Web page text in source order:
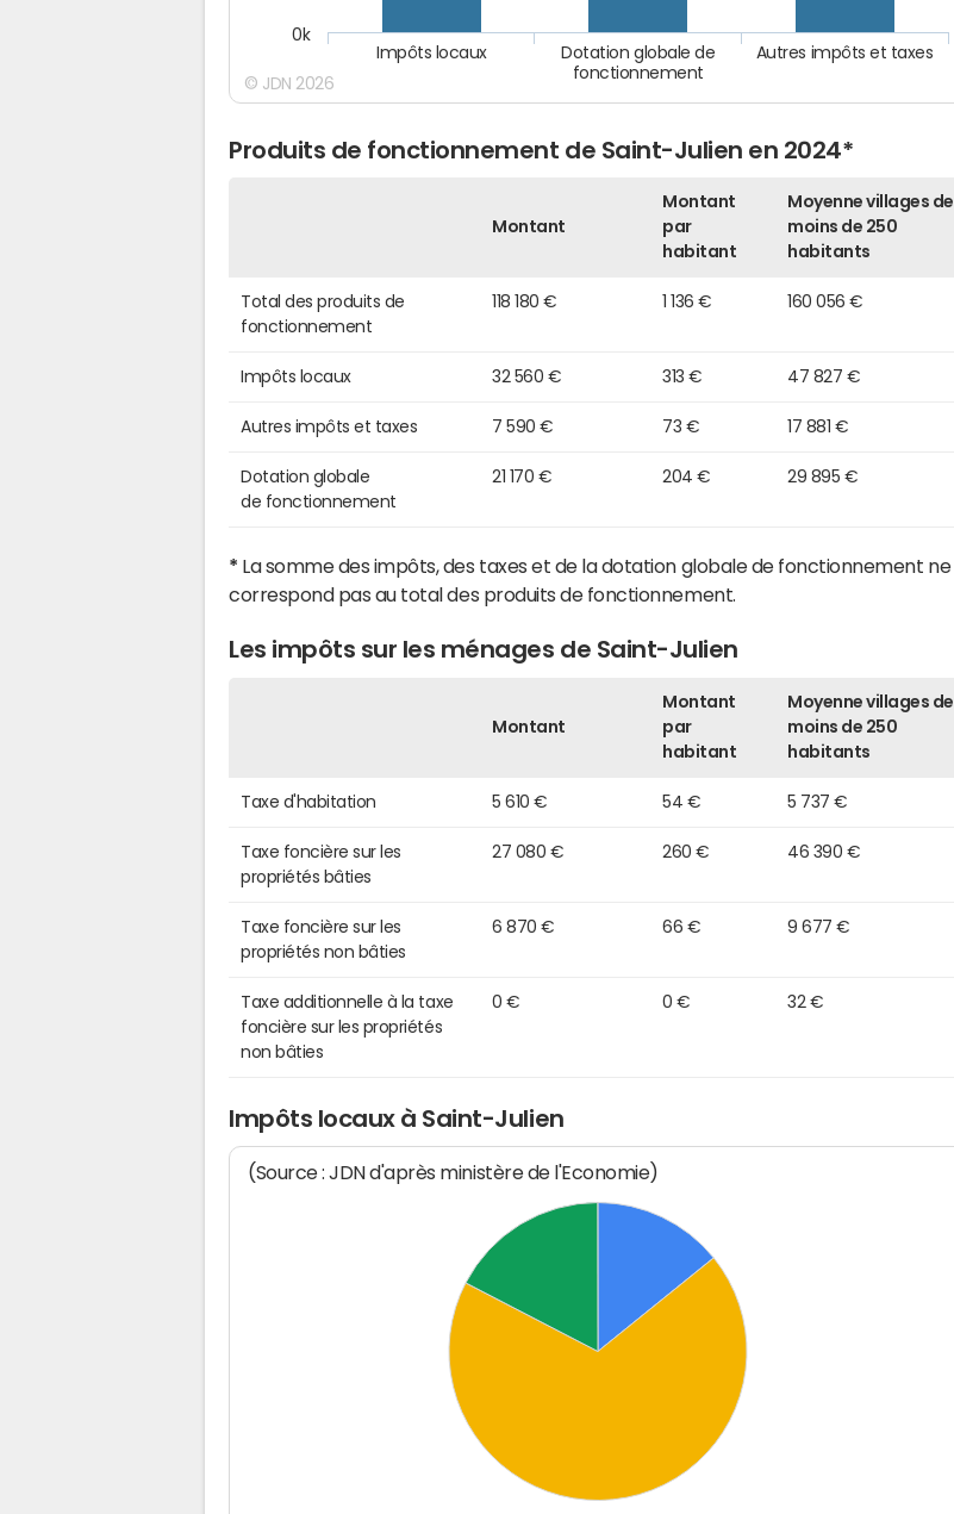
Autres impôts et taxes
Dotation globale de
fonctionnement
Impôts locaux
0k
© JDN 2026
Produits de fonctionnement de Saint-Julien en 2024*
Montant
Montant
par
habitant
Moyenne villages de
moins de 250
habitants
Total des produits de
fonctionnement
118 180 € 1 136 € 160 056 €
Impôts locaux 32 560 € 313 € 47 827 €
Autres impôts et taxes 7 590 € 73 € 17 881 €
Dotation globale
de fonctionnement
21 170 € 204 € 29 895 €
* La somme des impôts, des taxes et de la dotation globale de fonctionnement ne
correspond pas au total des produits de fonctionnement.
Les impôts sur les ménages de Saint-Julien
Montant
Montant
par
habitant
Moyenne villages de
moins de 250
habitants
Taxe d'habitation 5 610 € 54 € 5 737 €
Taxe foncière sur les
propriétés bâties
27 080 € 260 € 46 390 €
Taxe foncière sur les
propriétés non bâties
6 870 € 66 € 9 677 €
Taxe additionnelle à la taxe
foncière sur les propriétés
non bâties
0 € 0 € 32 €
Impôts locaux à Saint-Julien
(Source : JDN d'après ministère de l'Economie)